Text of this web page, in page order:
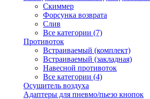
Скиммер
Форсунка возврата
Слив
Все категории (7)
Противоток
Встраиваемый (комплект)
Встраиваемый (закладная)
Навесной противоток
Все категории (4)
Осушитель воздуха
Адаптеры для пневмо/пьезо кнопок